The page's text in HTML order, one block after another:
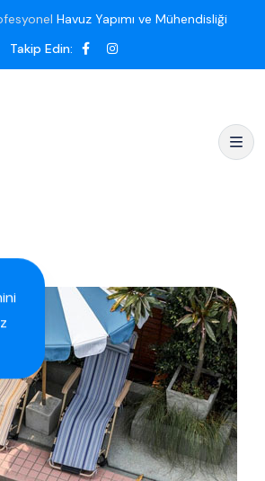
Havuz Yapımı ve Mühendisliği
Takip Edin: